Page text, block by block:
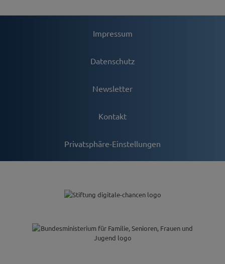
Impressum
Datenschutz
Newsletter
Kontakt
Privatsphäre-Einstellungen